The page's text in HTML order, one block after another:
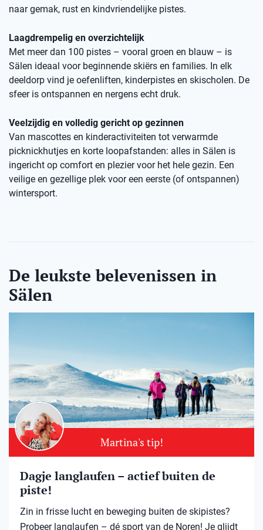
naar gemak, rust en kindvriendelijke pistes.
Laagdrempelig en overzichtelijk
Met meer dan 100 pistes – vooral groen en blauw – is
Sälen ideaal voor beginnende skiërs en families. In elk
deeldorp vind je oefenliften, kinderpistes en skischolen. De
sfeer is ontspannen en nergens echt druk.
Veelzijdig en volledig gericht op gezinnen
Van mascottes en kinderactiviteiten tot verwarmde
picknickhutjes en korte loopafstanden: alles in Sälen is
ingericht op comfort en plezier voor het hele gezin. Een
veilige en gezellige plek voor een eerste (of ontspannen)
wintersport.
De leukste belevenissen in
Sälen
Martina's tip!
Dagje langlaufen – actief buiten de
piste!
Zin in frisse lucht en beweging buiten de skipistes?
Probeer langlaufen – dé sport van de Noren! Je glijdt